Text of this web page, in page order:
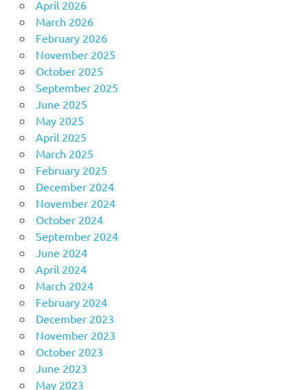
April 2026
March 2026
February 2026
November 2025
October 2025
September 2025
June 2025
May 2025
April 2025
March 2025
February 2025
December 2024
November 2024
October 2024
September 2024
June 2024
April 2024
March 2024
February 2024
December 2023
November 2023
October 2023
June 2023
May 2023